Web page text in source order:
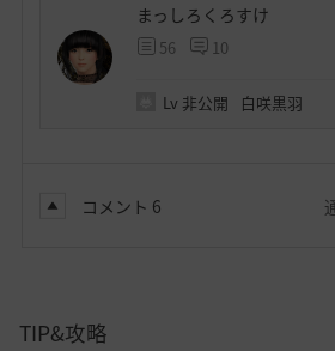
まっしろくろすけ
56 10
Lv 非公開 白咲黒羽
コメント 6
TIP&攻略